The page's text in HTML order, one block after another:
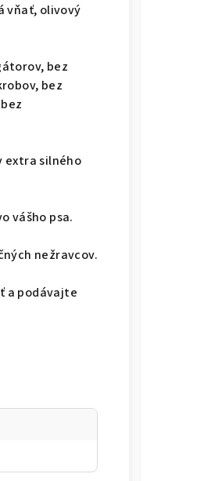
vňať, olivový
bez
bez
extra silného
vášho psa.
nežravcov.
a podávajte